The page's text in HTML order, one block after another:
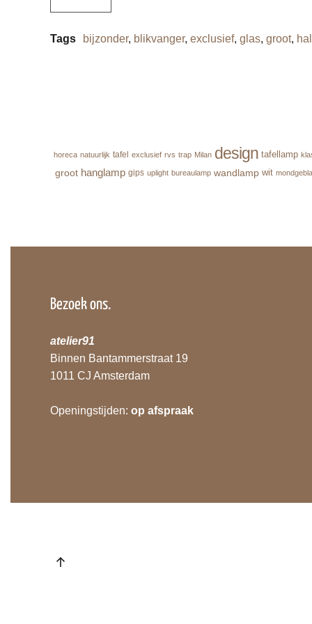
Tags bijzonder, blikvanger, exclusief, glas, groot, hal
horeca natuurlijk tafel exclusief rvs trap Milan design tafellamp
groot hanglamp gips uplight bureaulamp wandlamp wit
Bezoek ons.
atelier91
Binnen Bantammerstraat 19
1011 CJ Amsterdam
Openingstijden:op afspraak